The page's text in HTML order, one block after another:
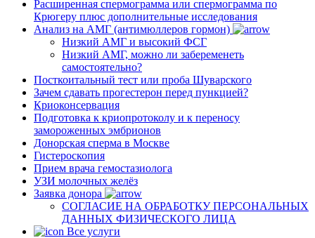
Расширенная спермограмма или спермограмма по
Крюгеру плюс дополнительные исследования
Анализ на АМГ (антимюллеров гормон)
Низкий АМГ и высокий ФСГ
Низкий АМГ, можно ли забеременеть
самостоятельно?
Посткоитальный тест или проба Шуварского
Зачем сдавать прогестерон перед пункцией?
Криоконсервация
Подготовка к криопротоколу и к переносу
замороженных эмбрионов
Донорская сперма в Москве
Гистероскопия
Прием врача гемостазиолога
УЗИ молочных желёз
Заявка донора
СОГЛАСИЕ НА ОБРАБОТКУ ПЕРСОНАЛЬНЫХ
ДАННЫХ ФИЗИЧЕСКОГО ЛИЦА
Все услуги